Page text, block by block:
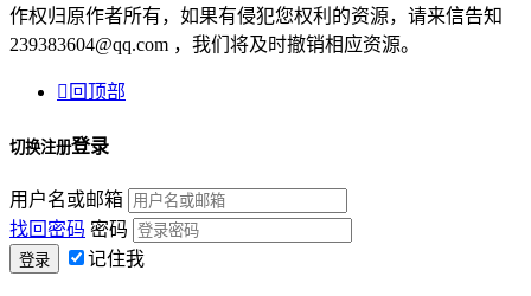
作权归原作者所有，如果有侵犯您权利的资源，请来信告知
239383604@qq.com ，我们将及时撤销相应资源。
 回顶部
切换注册登录
用户名或邮箱
找回密码 密码
记住我